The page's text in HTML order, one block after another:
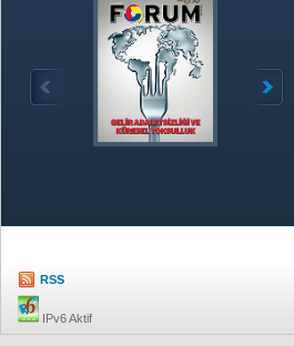
RSS
IPv6 Aktif